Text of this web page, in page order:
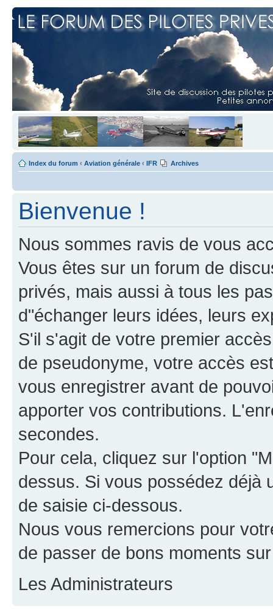
Index du forum ‹ Aviation générale ‹ IFR Archives
Bienvenue !
Nous sommes ravis de vous
Vous êtes sur un forum de
privés, mais aussi à tous les
d"échanger leurs idées, leurs
S'il s'agit de votre premier
de pseudonyme, votre accès
vous enregistrer avant de
apporter vos contributions.
secondes.
Pour cela, cliquez sur l'option
dessus. Si vous possédez déjà
de saisie ci-dessous.
Nous vous remercions pour
de passer de bons moments
Les Administrateurs